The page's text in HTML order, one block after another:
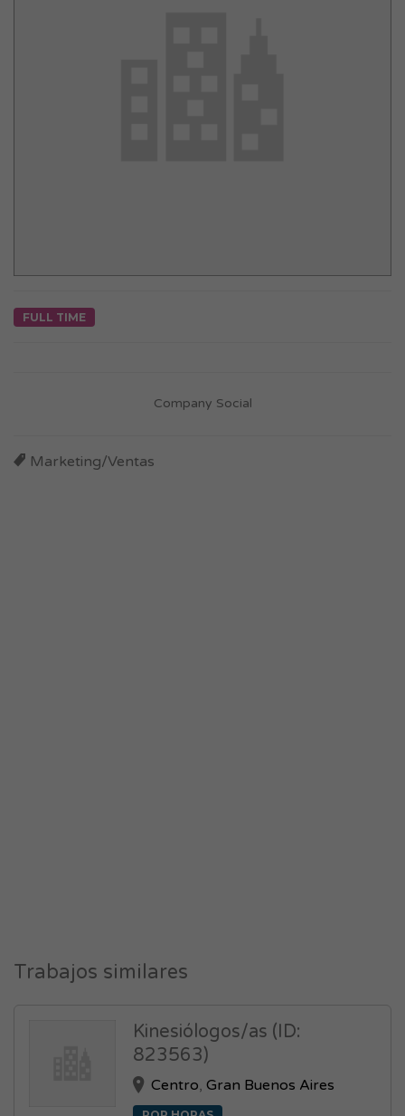
FULL TIME
Company Social
Marketing/Ventas
Trabajos similares
Kinesiólogos/as (ID:
823563)
Centro,Gran Buenos Aires